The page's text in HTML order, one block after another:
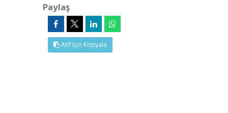
Paylaş
Atıf İçin Kopyala